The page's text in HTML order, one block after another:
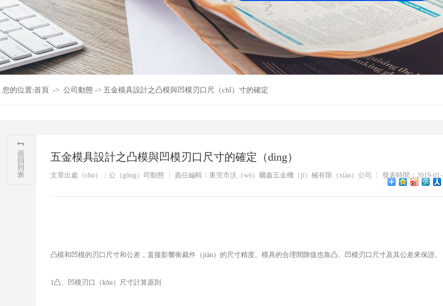
您的位置:首頁 -> 公司動態 -> 五金模具設計之凸模與凹模刃口尺（chǐ）寸的確定
五金模具設計之凸模與凹模刃口尺寸的確定（dìng）
文章出處（chù）：公（gōng）司動態 責任編輯：東莞市沃（wò）爾鑫五金機（jī）械有限（xiàn）公司 發表時間：2019-
凸模和凹模的刃口尺寸和公差，直接影響衝裁件（jiàn）的尺寸精度。模具的合理間隙值也靠凸、凹模刃口尺寸及其公差來保證。
1凸、凹模刃口（kǒu）尺寸計算原則